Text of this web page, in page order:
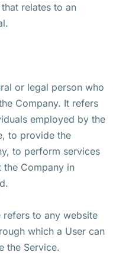
relates to an
or legal person who
Company. It refers
employed by the
to provide the
to perform services
the Company in
to any website
which a User can
the Service.